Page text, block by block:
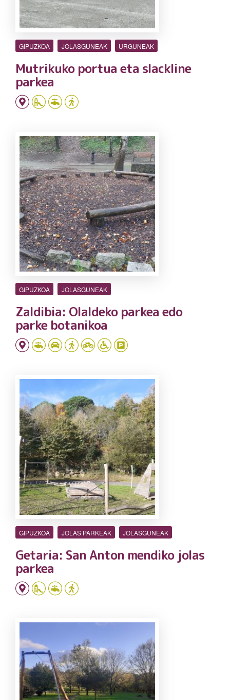
GIPUZKOA JOLASGUNEAK URGUNEAK
Mutrikuko portua eta slackline
parkea
GIPUZKOA JOLASGUNEAK
Zaldibia: Olaldeko parkea edo
parke botanikoa
GIPUZKOA JOLAS PARKEAK JOLASGUNEAK
Getaria: San Anton mendiko jolas
parkea